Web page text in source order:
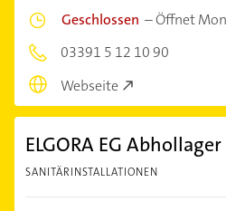
Geschlossen –Öffnet
03391 5 12 10 90
Webseite
ELGORA EG
SANITÄRINSTALLATIONEN